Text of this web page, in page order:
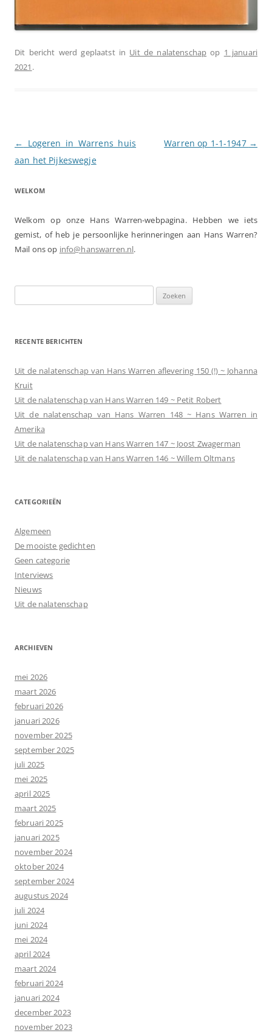
Dit bericht werd geplaatst in Uit de nalatenschap op 1 januari
2021 .
Berichtnavigatie
← Logeren in Warrens huis
aan het Pijkeswegje
Warren op 1-1-1947 →
WELKOM
Welkom op onze Hans Warren-webpagina. Hebben we iets
gemist, of heb je persoonlijke herinneringen aan Hans Warren?
Mail ons op info@hanswarren.nl.
naar:
RECENTE BERICHTEN
Uit de nalatenschap van Hans Warren aflevering 150 (!) ~ Johanna
Kruit
Uit de nalatenschap van Hans Warren 149 ~ Petit Robert
Uit de nalatenschap van Hans Warren 148 ~ Hans Warren in
Amerika
Uit de nalatenschap van Hans Warren 147 ~ Joost Zwagerman
Uit de nalatenschap van Hans Warren 146 ~ Willem Oltmans
CATEGORIEËN
Algemeen
De mooiste gedichten
Geen categorie
Interviews
Nieuws
Uit de nalatenschap
ARCHIEVEN
mei 2026
maart 2026
februari 2026
januari 2026
november 2025
september 2025
juli 2025
mei 2025
april 2025
maart 2025
februari 2025
januari 2025
november 2024
oktober 2024
september 2024
augustus 2024
juli 2024
juni 2024
mei 2024
april 2024
maart 2024
februari 2024
januari 2024
december 2023
november 2023